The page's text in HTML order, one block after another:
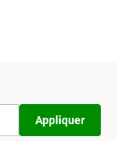
Appliquer